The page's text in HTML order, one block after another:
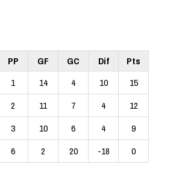
PP GF GC Dif
Pts
1 14 4 10
15
2 11 7 4
12
3 10 6 4
9
6 2 20 -18 0